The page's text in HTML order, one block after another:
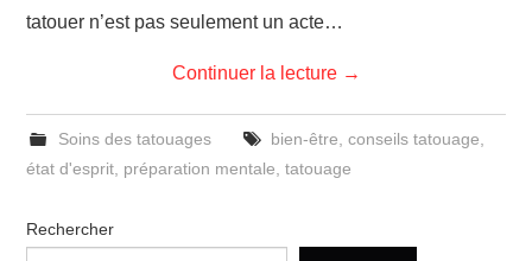
tatouer n’est pas seulement un acte…
Continuer la lecture →
Soins des tatouages bien-être conseils tatouage
état d'esprit préparation mentale ,tatouage
Rechercher